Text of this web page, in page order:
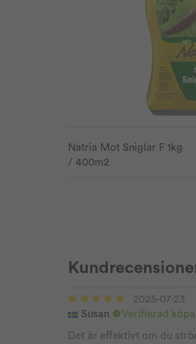
Natria Mot Sniglar F 1kg
/ 400m2
2025-07-23
Susan
Verifierad
Det är effektivt om du